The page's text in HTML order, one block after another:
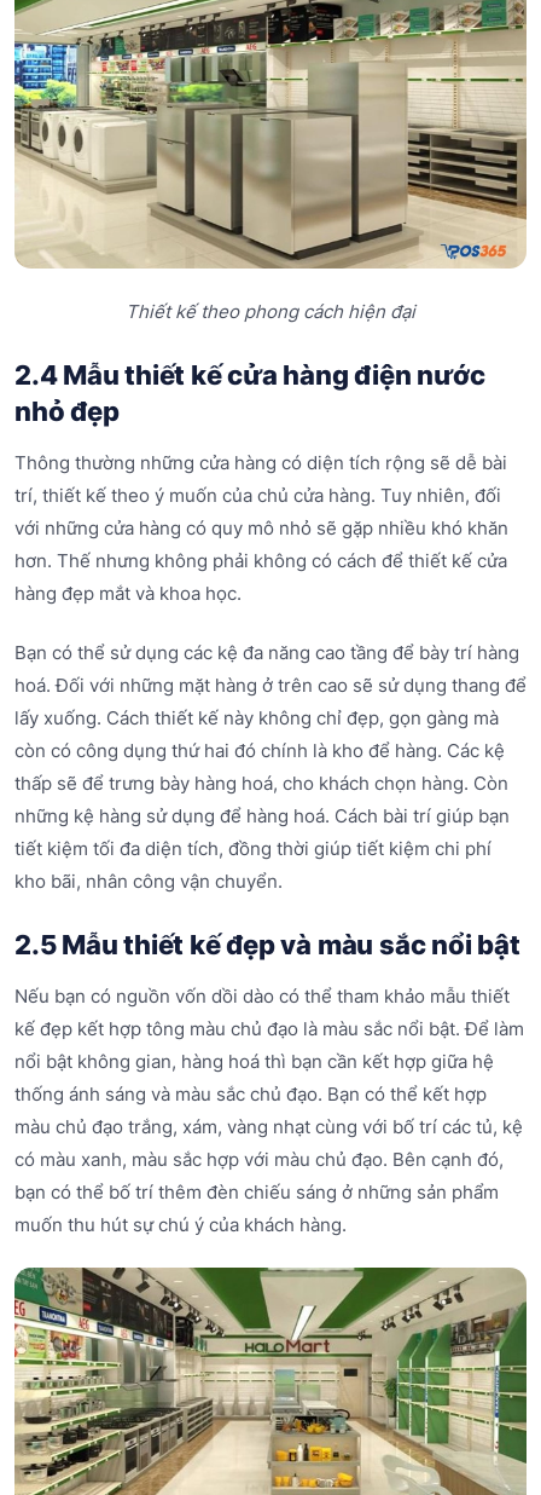
Thiết kế theo phong cách hiện đại
2.4 Mẫu thiết kế cửa hàng điện nước
nhỏ đẹp
Thông thường những cửa hàng có diện tích rộng sẽ dễ bài
trí, thiết kế theo ý muốn của chủ cửa hàng. Tuy nhiên, đối
với những cửa hàng có quy mô nhỏ sẽ gặp nhiều khó khăn
hơn. Thế nhưng không phải không có cách để thiết kế cửa
hàng đẹp mắt và khoa học.
Bạn có thể sử dụng các kệ đa năng cao tầng để bày trí hàng
hoá. Đối với những mặt hàng ở trên cao sẽ sử dụng thang để
lấy xuống. Cách thiết kế này không chỉ đẹp, gọn gàng mà
còn có công dụng thứ hai đó chính là kho để hàng. Các kệ
thấp sẽ để trưng bày hàng hoá, cho khách chọn hàng. Còn
những kệ hàng sử dụng để hàng hoá. Cách bài trí giúp bạn
tiết kiệm tối đa diện tích, đồng thời giúp tiết kiệm chi phí
kho bãi, nhân công vận chuyển.
2.5 Mẫu thiết kế đẹp và màu sắc nổi bật
Nếu bạn có nguồn vốn dồi dào có thể tham khảo mẫu thiết
kế đẹp kết hợp tông màu chủ đạo là màu sắc nổi bật. Để làm
nổi bật không gian, hàng hoá thì bạn cần kết hợp giữa hệ
thống ánh sáng và màu sắc chủ đạo. Bạn có thể kết hợp
màu chủ đạo trắng, xám, vàng nhạt cùng với bố trí các tủ, kệ
có màu xanh, màu sắc hợp với màu chủ đạo. Bên cạnh đó,
bạn có thể bố trí thêm đèn chiếu sáng ở những sản phẩm
muốn thu hút sự chú ý của khách hàng.